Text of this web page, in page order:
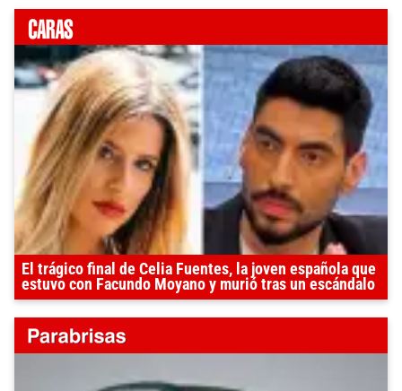
El trágico final de Celia Fuentes, la joven española que
estuvo con Facundo Moyano y murió tras un escándalo